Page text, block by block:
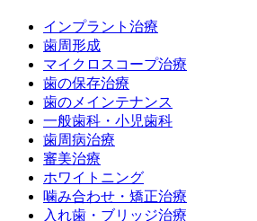
インプラント治療
歯周形成
マイクロスコープ治療
歯の保存治療
歯のメインテナンス
一般歯科・小児歯科
歯周病治療
審美治療
ホワイトニング
噛み合わせ・矯正治療
入れ歯・ブリッジ治療